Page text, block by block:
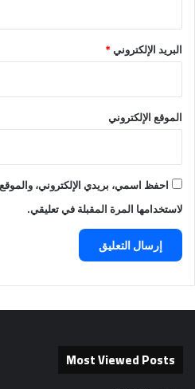
البريد الإلكتروني*
الموقع الإلكتروني
احفظ اسمي، بريدي الإلكتروني،
لاستخدامها المرة المقبلة في تعليقي.
Most Viewed Posts